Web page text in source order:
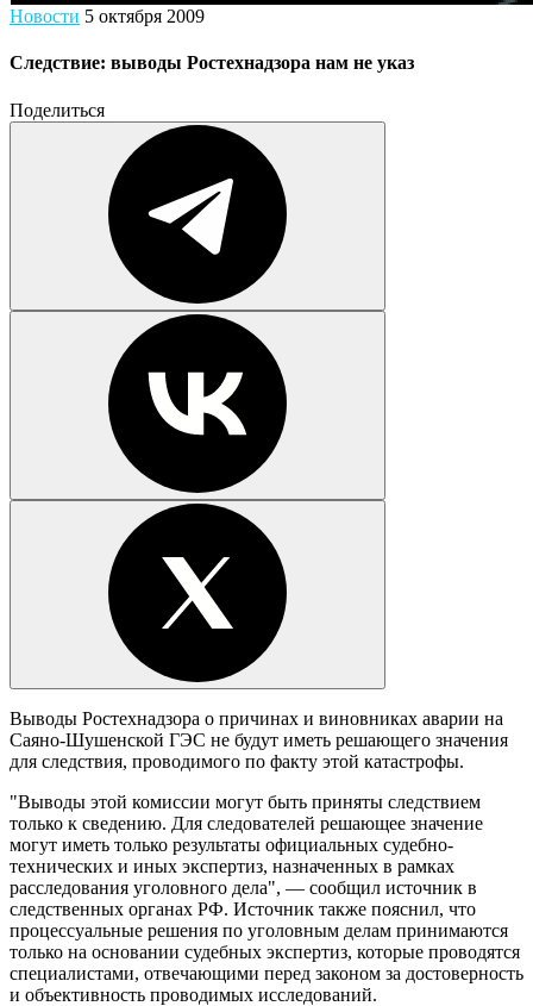
Новости 5 октября 2009
Следствие: выводы Ростехнадзора нам не указ
Поделиться
Выводы Ростехнадзора о причинах и виновниках аварии на
Саяно-Шушенской ГЭС не будут иметь решающего значения
для следствия, проводимого по факту этой катастрофы.
"Выводы этой комиссии могут быть приняты следствием
только к сведению. Для следователей решающее значение
могут иметь только результаты официальных судебно-
технических и иных экспертиз, назначенных в рамках
расследования уголовного дела", — сообщил источник в
следственных органах РФ. Источник также пояснил, что
процессуальные решения по уголовным делам принимаются
только на основании судебных экспертиз, которые проводятся
специалистами, отвечающими перед законом за достоверность
и объективность проводимых исследований.